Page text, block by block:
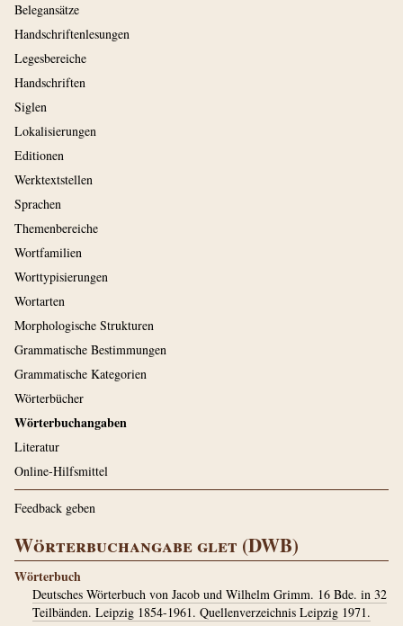
Belegansätze
Handschriftenlesungen
Legesbereiche
Handschriften
Siglen
Lokalisierungen
Editionen
Werktextstellen
Sprachen
Themenbereiche
Wortfamilien
Worttypisierungen
Wortarten
Morphologische Strukturen
Grammatische Bestimmungen
Grammatische Kategorien
Wörterbücher
Wörterbuchangaben
Literatur
Online-Hilfsmittel
Feedback geben
Wörterbuchangabe glet (DWB)
Wörterbuch
Deutsches Wörterbuch von Jacob und Wilhelm Grimm. 16 Bde. in 32
Teilbänden. Leipzig 1854-1961. Quellenverzeichnis Leipzig 1971.